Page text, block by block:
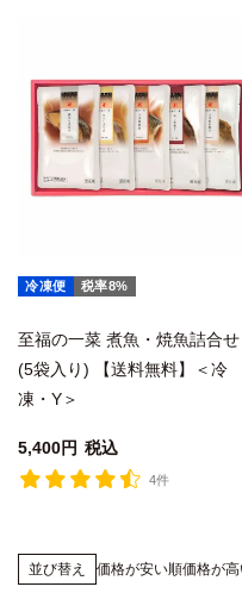
冷凍便 税率8%
至福の一菜 煮魚・焼魚詰合せ
(5袋入り) 【送料無料】＜冷
凍・Y＞
5,400 税込
4件
並び替え 価格が安い順価格が